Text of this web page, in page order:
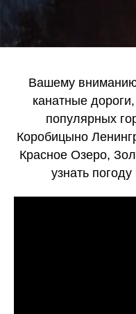
Вашему
канатные
популярных
Коробицыно
Красное Озеро,
узнать